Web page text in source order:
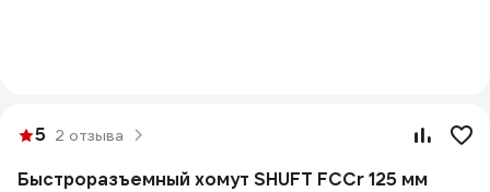
5 2 отзыва
Быстроразъемный хомут SHUFT FCCr 125 мм